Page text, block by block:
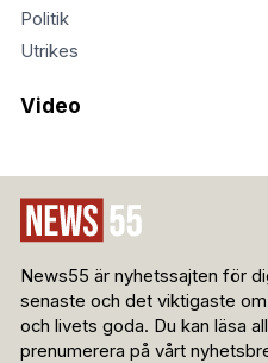
Politik
Utrikes
Video
News55 är nyhetssajten för
senaste och det viktigaste
och livets goda. Du kan läsa
prenumerera på vårt